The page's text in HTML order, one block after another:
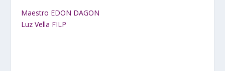
Maestro EDON DAGON
Luz Vella FILP